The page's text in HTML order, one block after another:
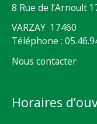
8 Rue de l’Arnoult
VARZAY 17460
Téléphone :
Nous contacter
Horaires